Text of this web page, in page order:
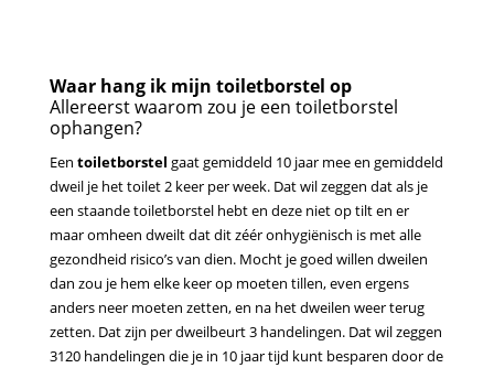
Waar hang ik mijn toiletborstel op
Allereerst waarom zou je een toiletborstel
ophangen?
Een toiletborstel gaat gemiddeld 10 jaar mee en gemiddeld
dweil je het toilet 2 keer per week. Dat wil zeggen dat als je
een staande toiletborstel hebt en deze niet op tilt en er
maar omheen dweilt dat dit zéér onhygiënisch is met alle
gezondheid risico’s van dien. Mocht je goed willen dweilen
dan zou je hem elke keer op moeten tillen, even ergens
anders neer moeten zetten, en na het dweilen weer terug
zetten. Dat zijn per dweilbeurt 3 handelingen. Dat wil zeggen
3120 handelingen die je in 10 jaar tijd kunt besparen door de